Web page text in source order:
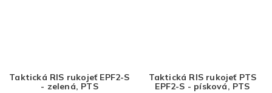
Taktická RIS rukojeť EPF2-S
- zelená, PTS
Taktická RIS rukojeť PTS
EPF2-S - písková, PTS